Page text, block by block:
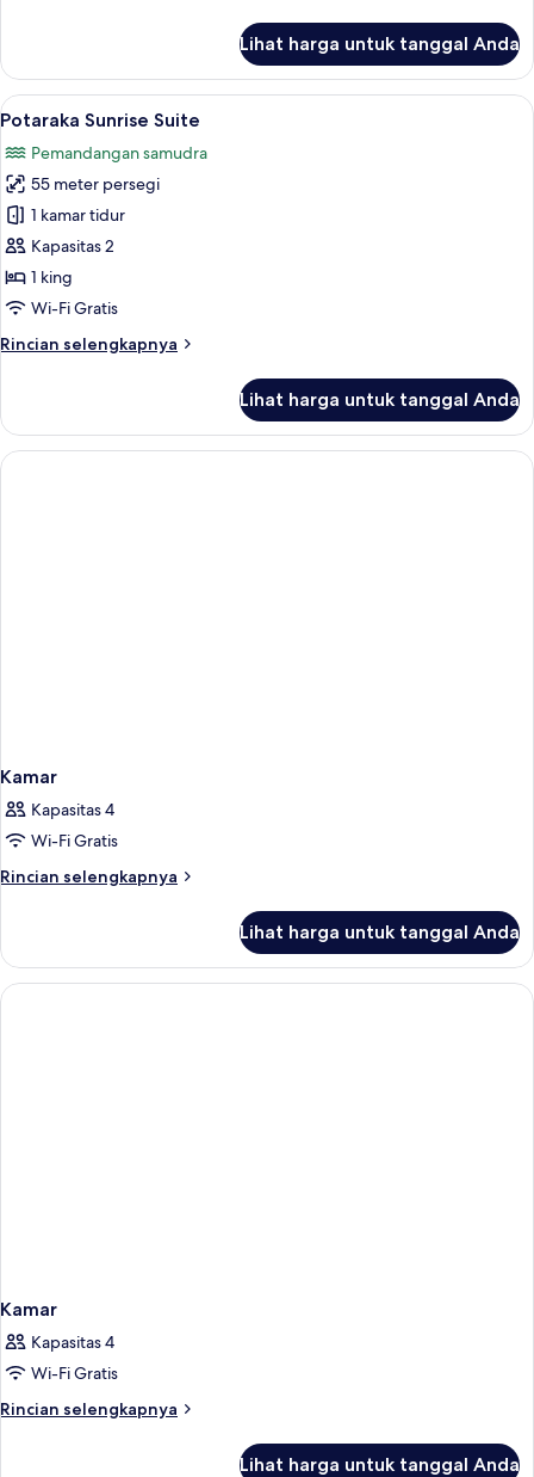
Ocean
View
Wellness
Lihat harga untuk tanggal Anda
Lihat
semua
foto
untuk
Potaraka
Sunrise
Suite
Potaraka Sunrise Suite | Seprai
1
Potaraka Sunrise Suite
Pemandangan samudra
55 meter persegi
1 kamar tidur
Kapasitas 2
1 king
Wi-Fi Gratis
Rincian selengkapnya
Rincian
Potaraka
Sunrise
Suite
Lihat harga untuk tanggal Anda
Kamar
Kapasitas 4
Wi-Fi Gratis
Rincian selengkapnya
Rincian
Kamar
Lihat harga untuk tanggal Anda
Kamar
Kapasitas 4
Wi-Fi Gratis
Rincian selengkapnya
Rincian
Lihat harga untuk tanggal Anda